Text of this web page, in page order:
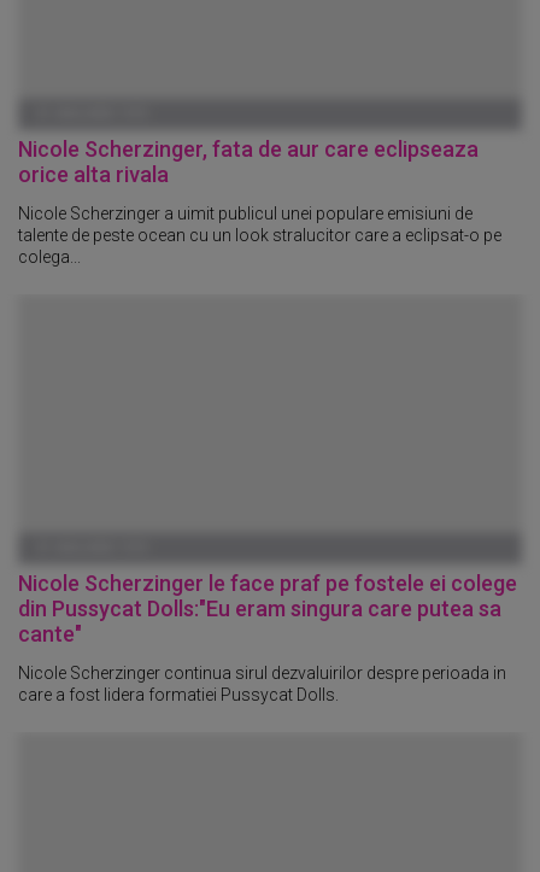
Nicole Scherzinger, fata de aur care eclipseaza
orice alta rivala
Nicole Scherzinger a uimit publicul unei populare emisiuni de
talente de peste ocean cu un look stralucitor care a eclipsat-o pe
colega...
Nicole Scherzinger le face praf pe fostele ei colege
din Pussycat Dolls:"Eu eram singura care putea sa
cante"
Nicole Scherzinger continua sirul dezvaluirilor despre perioada in
care a fost lidera formatiei Pussycat Dolls.